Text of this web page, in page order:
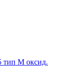
тип М оксид.